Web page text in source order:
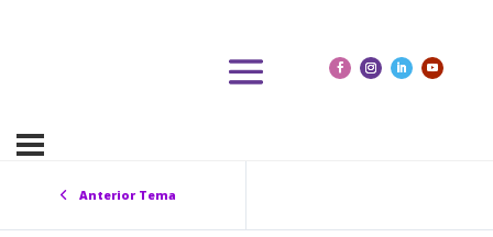
Anterior Tema